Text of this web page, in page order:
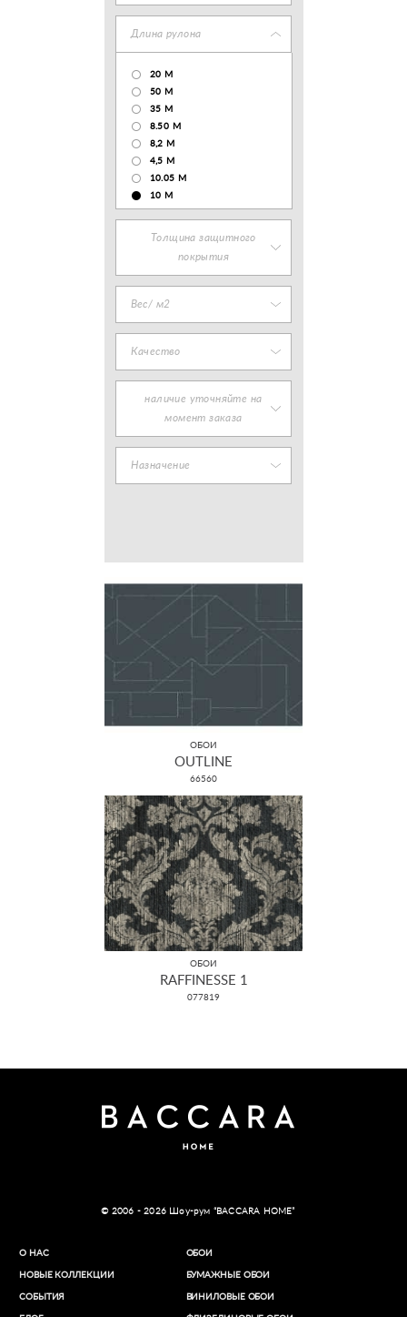
Длина рулона
20 М
50 М
35 М
8.50 М
8,2 М
4,5 М
10.05 М
10 М
Толщина защитного
покрытия
Вес/ м2
Качество
наличие уточняйте на
момент заказа
Назначение
ОБОИ
OUTLINE
66560
ОБОИ
RAFFINESSE 1
077819
© 2006 - 2026 Шоу-рум “BACCARA HOME”
О НАС
НОВЫЕ КОЛЛЕКЦИИ
СОБЫТИЯ
ОБОИ
БУМАЖНЫЕ ОБОИ
ВИНИЛОВЫЕ ОБОИ​